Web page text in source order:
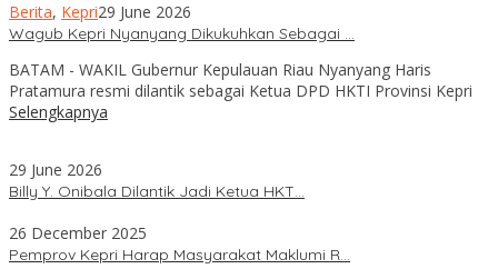
Berita, Kepri29 June 2026
Wagub Kepri Nyanyang Dikukuhkan Sebagai …
BATAM - WAKIL Gubernur Kepulauan Riau Nyanyang Haris
Pratamura resmi dilantik sebagai Ketua DPD HKTI Provinsi Kepri
Selengkapnya
29 June 2026
Billy Y. Onibala Dilantik Jadi Ketua HKT…
26 December 2025
Pemprov Kepri Harap Masyarakat Maklumi R…